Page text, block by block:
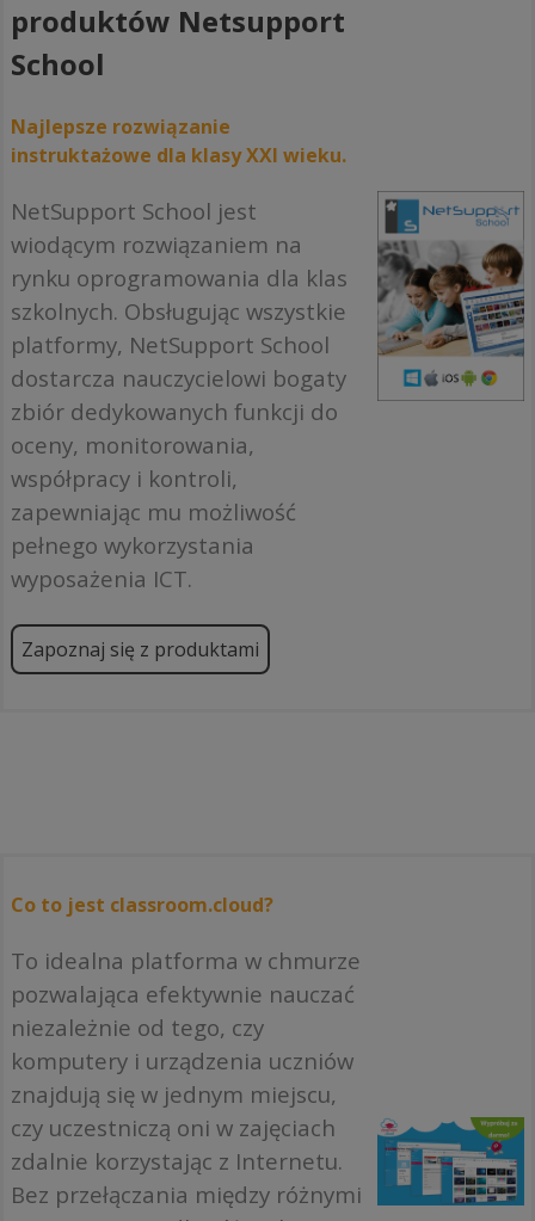
produktów Netsupport
School
Najlepsze rozwiązanie
instruktażowe dla klasy XXI wieku.
NetSupport School jest
wiodącym rozwiązaniem na
rynku oprogramowania dla klas
szkolnych. Obsługując wszystkie
platformy, NetSupport School
dostarcza nauczycielowi bogaty
zbiór dedykowanych funkcji do
oceny, monitorowania,
współpracy i kontroli,
zapewniając mu możliwość
pełnego wykorzystania
wyposażenia ICT.
Zapoznaj się z produktami
Co to jest classroom.cloud?
To idealna platforma w chmurze
pozwalająca efektywnie nauczać
niezależnie od tego, czy
komputery i urządzenia uczniów
znajdują się w jednym miejscu,
czy uczestniczą oni w zajęciach
zdalnie korzystając z Internetu.
Bez przełączania między różnymi